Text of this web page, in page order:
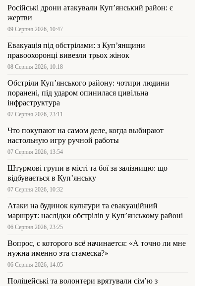
Російські дрони атакували Куп’янський район: є
жертви
09 Серпня 2026, 10:47
Евакуація під обстрілами: з Куп’янщини
правоохоронці вивезли трьох жінок
08 Серпня 2026, 10:18
Обстріли Куп’янського району: чотири людини
поранені, під ударом опинилася цивільна
інфраструктура
07 Серпня 2026, 23:11
Что покупают на самом деле, когда выбирают
настольную игру ручной работы
07 Серпня 2026, 13:54
Штурмові групи в місті та бої за залізницю: що
відбувається в Куп’янську
07 Серпня 2026, 10:32
Атаки на будинок культури та евакуаційний
маршрут: наслідки обстрілів у Куп’янському районі
06 Серпня 2026, 23:25
Вопрос, с которого всё начинается: «А точно ли мне
нужна именно эта стамеска?»
06 Серпня 2026, 14:05
Поліцейські та волонтери врятували сім’ю з